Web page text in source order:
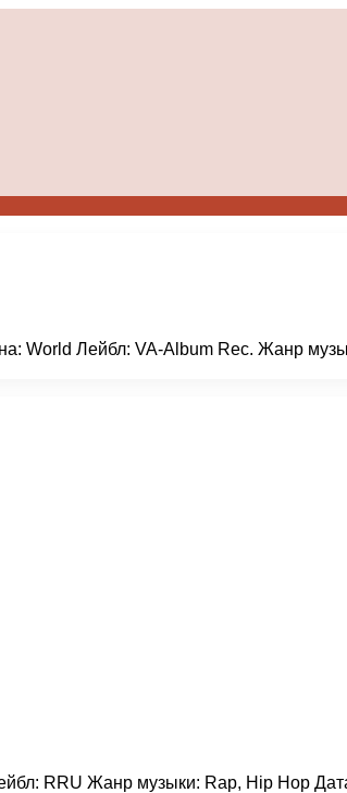
World Лейбл: VA-Album Rec. Жанр
RRU Жанр музыки: Rap, Hip Hop